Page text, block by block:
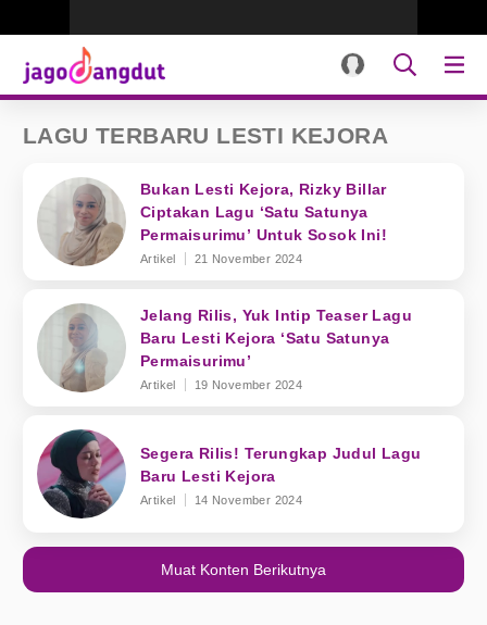
LAGU TERBARU LESTI KEJORA
Bukan Lesti Kejora, Rizky Billar
Ciptakan Lagu ‘Satu Satunya
Permaisurimu’ Untuk Sosok Ini!
Artikel 21 November 2024
Jelang Rilis, Yuk Intip Teaser Lagu
Baru Lesti Kejora ‘Satu Satunya
Permaisurimu’
Artikel 19 November 2024
Segera Rilis! Terungkap Judul Lagu
Baru Lesti Kejora
Artikel 14 November 2024
Muat Konten Berikutnya